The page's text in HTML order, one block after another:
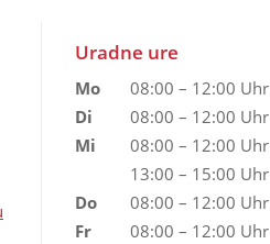
Uradne ure
Mo
08:00 – 12:00 Uhr
Di
08:00 – 12:00 Uhr
Mi
08:00 – 12:00 Uhr
13:00 – 15:00 Uhr
Do
08:00 – 12:00 Uhr
Fr
08:00 – 12:00 Uhr